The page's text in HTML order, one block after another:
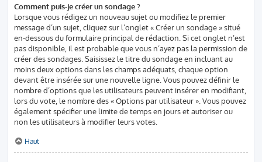
Comment puis-je créer un sondage ?
Lorsque vous rédigez un nouveau sujet ou modifiez le premier
message d’un sujet, cliquez sur l’onglet « Créer un sondage » situé
en-dessous du formulaire principal de rédaction. Si cet onglet n’est
pas disponible, il est probable que vous n’ayez pas la permission de
créer des sondages. Saisissez le titre du sondage en incluant au
moins deux options dans les champs adéquats, chaque option
devant être insérée sur une nouvelle ligne. Vous pouvez définir le
nombre d’options que les utilisateurs peuvent insérer en modifiant,
lors du vote, le nombre des « Options par utilisateur ». Vous pouvez
également spécifier une limite de temps en jours et autoriser ou
non les utilisateurs à modifier leurs votes.
Haut